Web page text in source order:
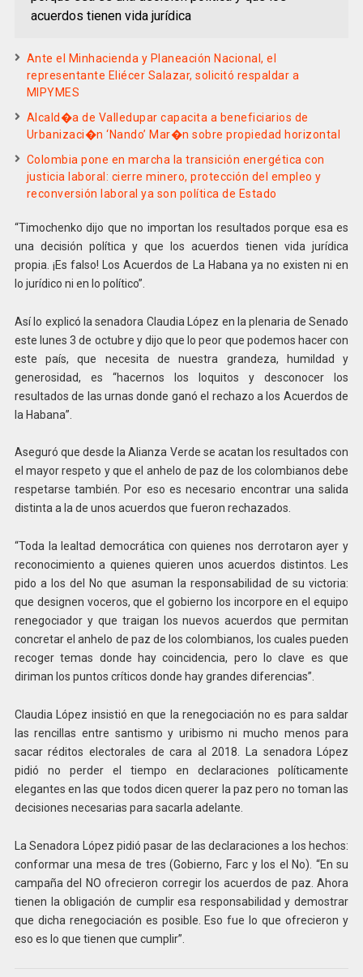
acuerdos tienen vida jurídica
Ante el Minhacienda y Planeación Nacional, el
representante Eliécer Salazar, solicitó respaldar a
MIPYMES
Alcald�a de Valledupar capacita a beneficiarios de
Urbanizaci�n ‘Nando’ Mar�n sobre propiedad horizontal
Colombia pone en marcha la transición energética con
justicia laboral: cierre minero, protección del empleo y
reconversión laboral ya son política de Estado
“Timochenko dijo que no importan los resultados porque esa es
una decisión política y que los acuerdos tienen vida jurídica
propia. ¡Es falso! Los Acuerdos de La Habana ya no existen ni en
lo jurídico ni en lo político”.
Así lo explicó la senadora Claudia López en la plenaria de Senado
este lunes 3 de octubre y dijo que lo peor que podemos hacer con
este país, que necesita de nuestra grandeza, humildad y
generosidad, es “hacernos los loquitos y desconocer los
resultados de las urnas donde ganó el rechazo a los Acuerdos de
la Habana”.
Aseguró que desde la Alianza Verde se acatan los resultados con
el mayor respeto y que el anhelo de paz de los colombianos debe
respetarse también. Por eso es necesario encontrar una salida
distinta a la de unos acuerdos que fueron rechazados.
“Toda la lealtad democrática con quienes nos derrotaron ayer y
reconocimiento a quienes quieren unos acuerdos distintos. Les
pido a los del No que asuman la responsabilidad de su victoria:
que designen voceros, que el gobierno los incorpore en el equipo
renegociador y que traigan los nuevos acuerdos que permitan
concretar el anhelo de paz de los colombianos, los cuales pueden
recoger temas donde hay coincidencia, pero lo clave es que
diriman los puntos críticos donde hay grandes diferencias”.
Claudia López insistió en que la renegociación no es para saldar
las rencillas entre santismo y uribismo ni mucho menos para
sacar réditos electorales de cara al 2018. La senadora López
pidió no perder el tiempo en declaraciones políticamente
elegantes en las que todos dicen querer la paz pero no toman las
decisiones necesarias para sacarla adelante.
La Senadora López pidió pasar de las declaraciones a los hechos:
conformar una mesa de tres (Gobierno, Farc y los el No). “En su
campaña del NO ofrecieron corregir los acuerdos de paz. Ahora
tienen la obligación de cumplir esa responsabilidad y demostrar
que dicha renegociación es posible. Eso fue lo que ofrecieron y
eso es lo que tienen que cumplir”.